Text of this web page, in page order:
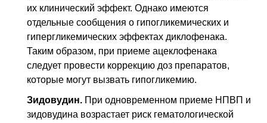
их клинический эффект. Однако имеются
отдельные сообщения о гипогликемических и
гипергликемических эффектах диклофенака.
Таким образом, при приеме ацеклофенака
следует провести коррекцию доз препаратов,
которые могут вызвать гипогликемию.
Зидовудин. При одновременном приеме НПВП и
зидовудина возрастает риск гематологической